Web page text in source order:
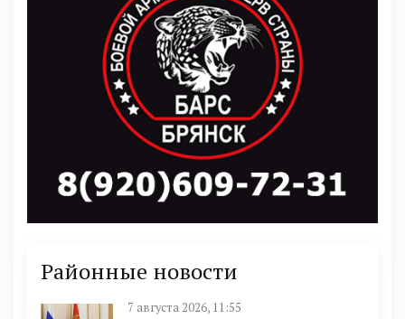
Районные новости
7 августа 2026, 11:55